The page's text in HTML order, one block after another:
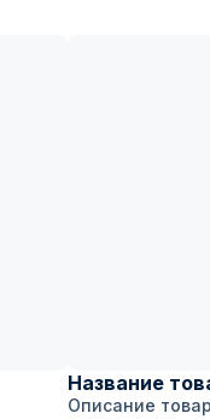
Название
Описание